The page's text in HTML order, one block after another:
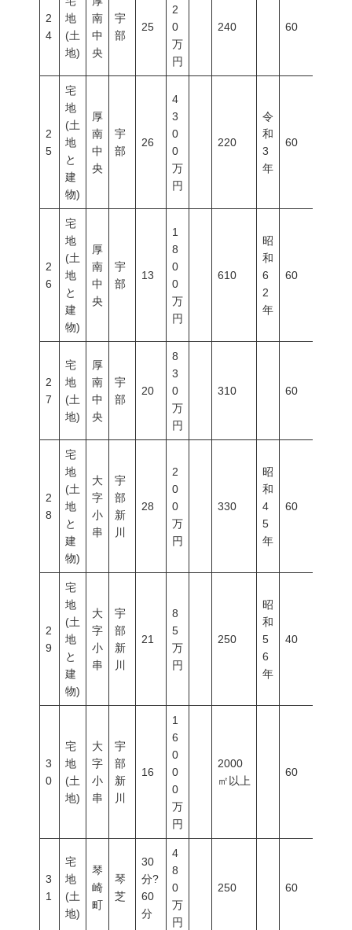
2
4
地
(土
地)
南
中
央
宇
部
25
2
0
万
円
240 60
2
5
宅
地
(土
地
と
建
物)
厚
南
中
央
宇
部
26
4
3
0
0
万
円
220
令
和
3
年
60
2
6
宅
地
(土
地
と
建
物)
厚
南
中
央
宇
部
13
1
8
0
0
万
円
610
昭
和
6
2
年
60
2
7
宅
地
(土
地)
厚
南
中
央
宇
部
20
8
3
0
万
円
310 60
2
8
宅
地
(土
地
と
建
物)
大
字
小
串
宇
部
新
川
28
2
0
0
万
円
330
昭
和
4
5
年
60
2
9
宅
地
(土
地
と
建
物)
大
字
小
串
宇
部
新
川
21
8
5
万
円
250
昭
和
5
6
年
40
3
0
宅
地
(土
地)
大
字
小
串
宇
部
新
川
16
1
6
0
0
0
万
円
2000
㎡以上
60
3
1
宅
地
(土
地)
琴
崎
町
琴
芝
30
分?
60
分
4
8
0
万
円
250 60